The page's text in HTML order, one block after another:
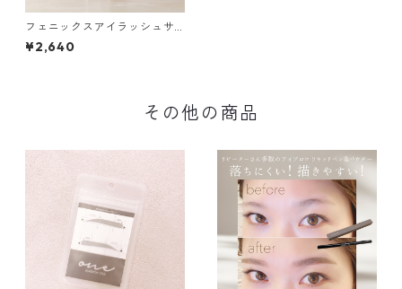
フェニックスアイラッシュサ
ポートジェル
¥2,640
その他の商品